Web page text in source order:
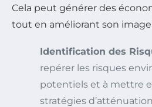
Cela peut générer des
tout en améliorant son
Identification des
repérer les risques
potentiels et à mettre
stratégies